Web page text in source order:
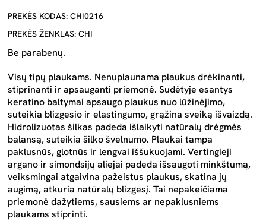
PREKĖS KODAS: CHI0216
PREKĖS ŽENKLAS: CHI
Be parabenų.
Visų tipų plaukams. Nenuplaunama plaukus drėkinanti,
stiprinanti ir apsauganti priemonė. Sudėtyje esantys
keratino baltymai apsaugo plaukus nuo lūžinėjimo,
suteikia blizgesio ir elastingumo, grąžina sveiką išvaizdą.
Hidrolizuotas šilkas padeda išlaikyti natūralų drėgmės
balansą, suteikia šilko švelnumo. Plaukai tampa
paklusnūs, glotnūs ir lengvai iššukuojami. Vertingieji
argano ir simondsijų aliejai padeda išsaugoti minkštumą,
veiksmingai atgaivina pažeistus plaukus, skatina jų
augimą, atkuria natūralų blizgesį. Tai nepakeičiama
priemonė dažytiems, sausiems ar nepaklusniems
plaukams stiprinti.